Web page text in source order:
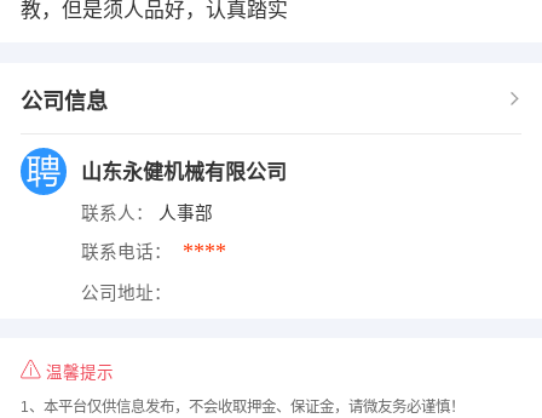
教，但是须人品好，认真踏实
公司信息
山东永健机械有限公司
联系人： 人事部
联系电话： ****
公司地址：
温馨提示
1、本平台仅供信息发布，不会收取押金、保证金，请微友务必谨慎！